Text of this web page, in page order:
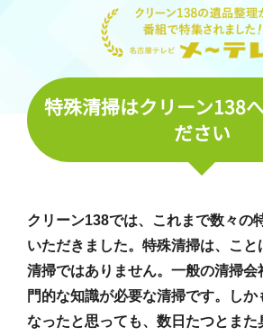
特殊清掃はクリーン138
ださい
クリーン138では、これまで数々の
いただきました。特殊清掃は、こと
清掃ではありません。一般の清掃会
門的な知識が必要な清掃です。しか
なったと思っても、数日たつとまた